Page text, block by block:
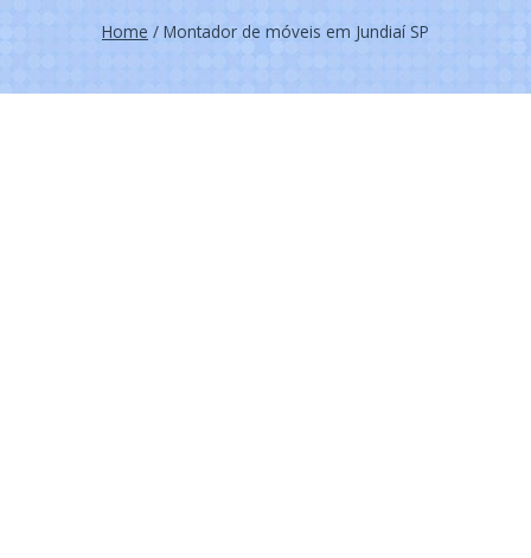
Home / Montador de móveis em Jundiaí SP